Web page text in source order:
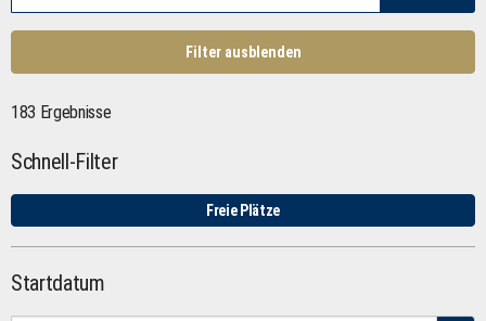
Filter ausblenden
183 Ergebnisse
Schnell-Filter
Freie Plätze
Startdatum